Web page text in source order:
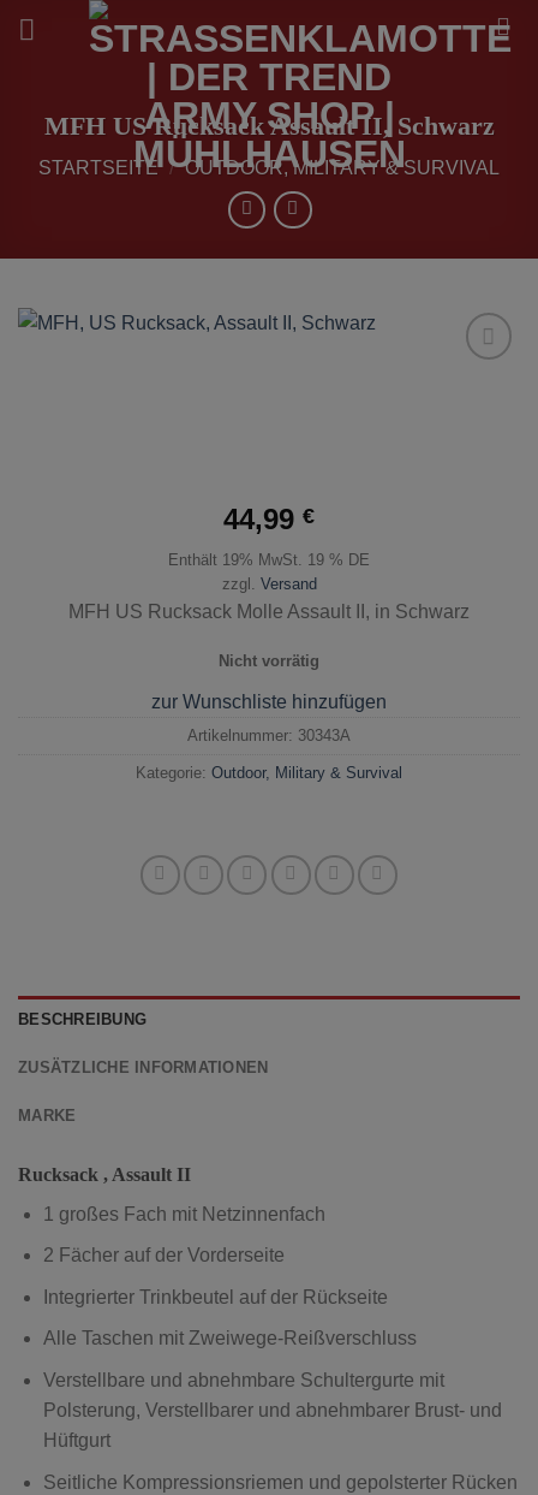
Inhalt
MFH US Rucksack Assault II, Schwarz
STARTSEITE / OUTDOOR, MILITARY & SURVIVAL
44,99 €
Enthält 19% MwSt. 19 % DE
zzgl. Versand
MFH US Rucksack Molle Assault II, in Schwarz
Nicht vorrätig
zur Wunschliste hinzufügen
Artikelnummer: 30343A
Kategorie: Outdoor, Military & Survival
BESCHREIBUNG
ZUSÄTZLICHE INFORMATIONEN
MARKE
Rucksack , Assault II
1 großes Fach mit Netzinnenfach
2 Fächer auf der Vorderseite
Integrierter Trinkbeutel auf der Rückseite
Alle Taschen mit Zweiwege-Reißverschluss
Verstellbare und abnehmbare Schultergurte mit
Polsterung, Verstellbarer und abnehmbarer Brust- und
Hüftgurt
Seitliche Kompressionsriemen und gepolsterter Rücken